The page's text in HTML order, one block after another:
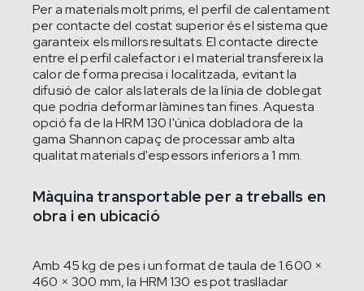
Per a materials molt prims, el perfil de calentament
per contacte del costat superior és el sistema que
garanteix els millors resultats. El contacte directe
entre el perfil calefactor i el material transfereix la
calor de forma precisa i localitzada, evitant la
difusió de calor als laterals de la línia de doblegat
que podria deformar làmines tan fines. Aquesta
opció fa de la HRM 130 l'única dobladora de la
gama Shannon capaç de processar amb alta
qualitat materials d'espessors inferiors a 1 mm.
Màquina transportable per a treballs en
obra i en ubicació
Amb 45 kg de pes i un format de taula de 1.600 ×
460 × 300 mm, la HRM 130 es pot traslladar